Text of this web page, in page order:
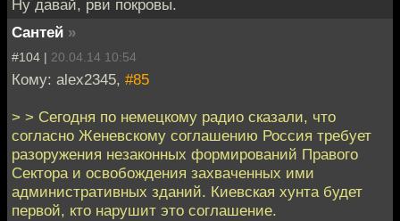
Ну давай, рви покровы.
Сантей »
#104 | 20.04.14 10:54
Кому: alex2345, #85
> > Сегодня по немецкому радио сказали, что
согласно Женевскому соглашению Россия требует
разоружения незаконных формирований Правого
Сектора и освобождения захваченных ими
административных зданий. Киевская хунта будет
первой, кто нарушит это соглашение.